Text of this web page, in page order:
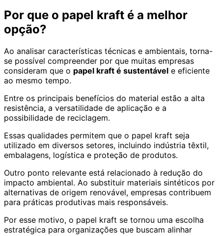
Por que o papel kraft é a melhor
opção?
Ao analisar características técnicas e ambientais, torna-
se possível compreender por que muitas empresas
consideram que o papel kraft é sustentável e eficiente
ao mesmo tempo.
Entre os principais benefícios do material estão a alta
resistência, a versatilidade de aplicação e a
possibilidade de reciclagem.
Essas qualidades permitem que o papel kraft seja
utilizado em diversos setores, incluindo indústria têxtil,
embalagens, logística e proteção de produtos.
Outro ponto relevante está relacionado à redução do
impacto ambiental. Ao substituir materiais sintéticos por
alternativas de origem renovável, empresas contribuem
para práticas produtivas mais responsáveis.
Por esse motivo, o papel kraft se tornou uma escolha
estratégica para organizações que buscam alinhar